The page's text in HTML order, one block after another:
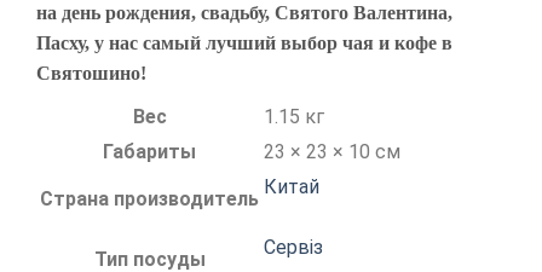
на день рождения, свадьбу, Святого Валентина,
Пасху, у нас самый лучший выбор чая и кофе в
Святошино!
Вес
1.15 кг
Габариты
23 × 23 × 10 см
Страна производитель
Китай
Тип посуды
Сервіз